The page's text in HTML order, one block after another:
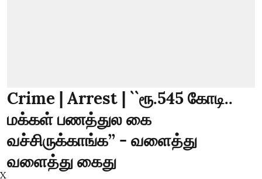
Crime | Arrest | ``ரூ.545 கோடி..
மக்கள் பணத்துல கை
வச்சிருக்காங்க’’ - வளைத்து
வளைத்து கைது
X